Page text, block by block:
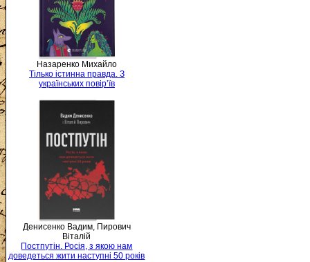
Назаренко Михайло
Тілько істинна правда. З
українських повір’їв
Денисенко Вадим, Пирович
Віталій
Постпутін. Росія, з якою нам
доведеться жити наступні 50 років